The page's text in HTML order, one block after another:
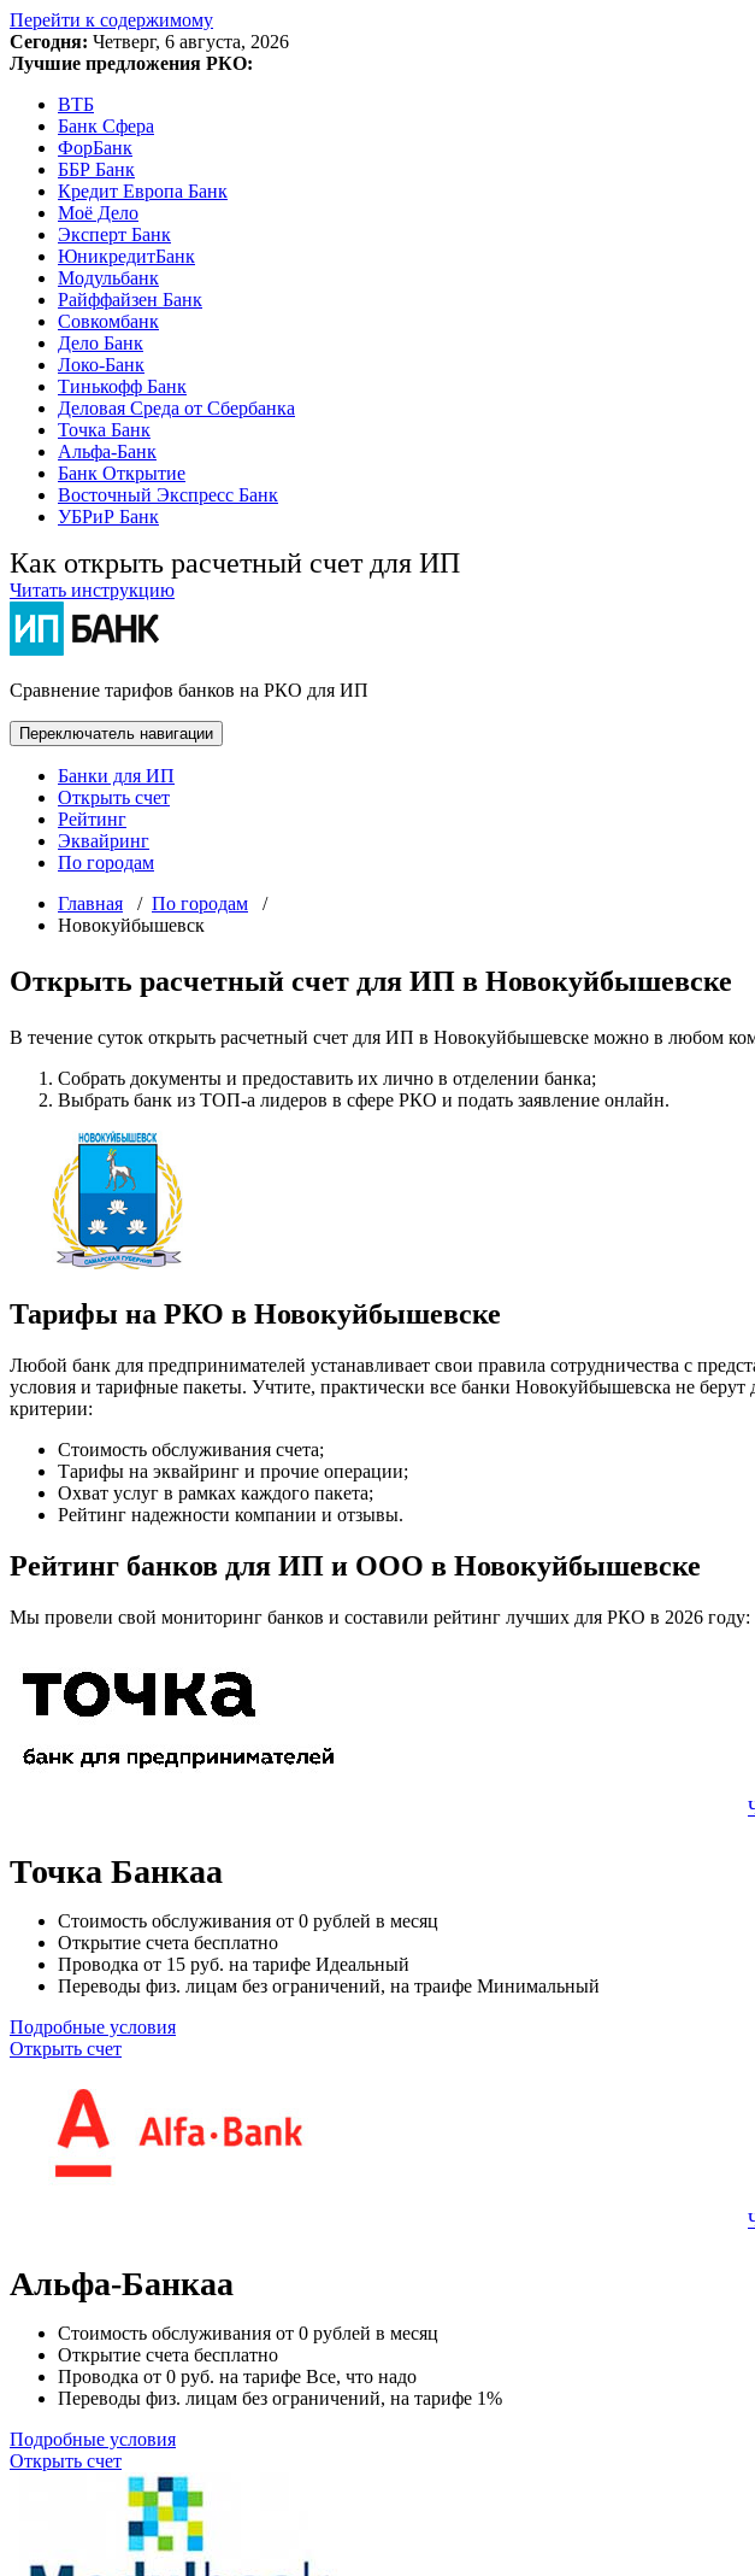
Перейти к содержимому
Сегодня: Четверг, 6 августа, 2026
Лучшие предложения РКО:
ВТБ
Банк Сфера
ФорБанк
ББР Банк
Кредит Европа Банк
Моё Дело
Эксперт Банк
ЮникредитБанк
Модульбанк
Райффайзен Банк
Совкомбанк
Дело Банк
Локо-Банк
Тинькофф Банк
Деловая Среда от Сбербанка
Точка Банк
Альфа-Банк
Банк Открытие
Восточный Экспресс Банк
УБРиР Банк
Как открыть расчетный счет для ИП
Читать инструкцию
Сравнение тарифов банков на РКО для ИП
Переключатель навигации
Банки для ИП
Открыть счет
Рейтинг
Эквайринг
По городам
Главная / По городам /
Новокуйбышевск
Открыть расчетный счет для ИП в Новокуйбышевске
В течение суток открыть расчетный счет для ИП в Новокуйбышевске можно в любом
Собрать документы и предоставить их лично в отделении банка;
Выбрать банк из ТОП-а лидеров в сфере РКО и подать заявление онлайн.
Тарифы на РКО в Новокуйбышевске
Любой банк для предпринимателей устанавливает свои правила сотрудничества с
условия и тарифные пакеты. Учтите, практически все банки Новокуйбышевска не
критерии:
Стоимость обслуживания счета;
Тарифы на эквайринг и прочие операции;
Охват услуг в рамках каждого пакета;
Рейтинг надежности компании и отзывы.
Рейтинг банков для ИП и ООО в Новокуйбышевске
Мы провели свой мониторинг банков и составили рейтинг лучших для РКО в 2026 году:
Точка Банкаа
Стоимость обслуживания от 0 рублей в месяц
Открытие счета бесплатно
Проводка от 15 руб. на тарифе Идеальный
Переводы физ. лицам без ограничений, на траифе Минимальный
Подробные условия
Открыть счет
Альфа-Банкаа
Стоимость обслуживания от 0 рублей в месяц
Открытие счета бесплатно
Проводка от 0 руб. на тарифе Все, что надо
Переводы физ. лицам без ограничений, на тарифе 1%
Подробные условия
Открыть счет